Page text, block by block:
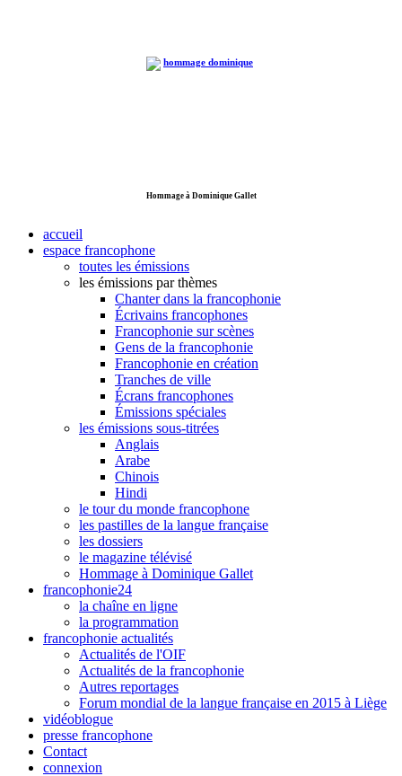
Hommage à Dominique Gallet
accueil
espace francophone
toutes les émissions
les émissions par thèmes
Chanter dans la francophonie
Écrivains francophones
Francophonie sur scènes
Gens de la francophonie
Francophonie en création
Tranches de ville
Écrans francophones
Émissions spéciales
les émissions sous-titrées
Anglais
Arabe
Chinois
Hindi
le tour du monde francophone
les pastilles de la langue française
les dossiers
le magazine télévisé
Hommage à Dominique Gallet
francophonie24
la chaîne en ligne
la programmation
francophonie actualités
Actualités de l'OIF
Actualités de la francophonie
Autres reportages
Forum mondial de la langue française en 2015 à Liège
vidéoblogue
presse francophone
Contact
connexion